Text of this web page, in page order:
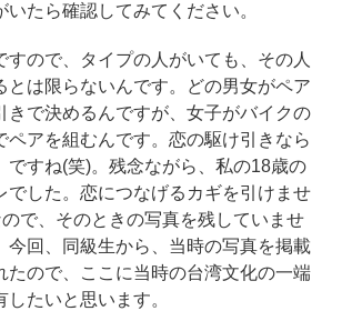
たら確認してみてください。
ので、タイプの人がいても、その人
とは限らないんです。どの男女がペア
きで決めるんですが、女子がバイクの
ペアを組むんです。恋の駆け引きなら
ですね(笑)。残念ながら、私の18歳の
でした。恋につなげるカギを引けませ
で、そのときの写真を残していませ
今回、同級生から、当時の写真を掲載
たので、ここに当時の台湾文化の一端
たいと思います。